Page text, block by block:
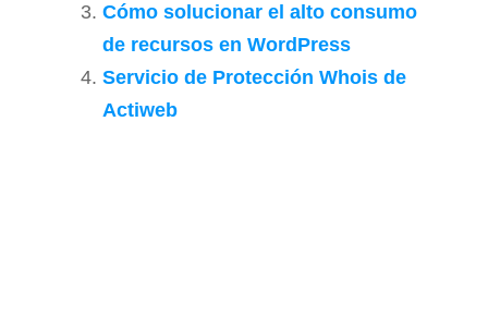
Cómo solucionar el alto consumo
de recursos en WordPress
Servicio de Protección Whois de
Actiweb